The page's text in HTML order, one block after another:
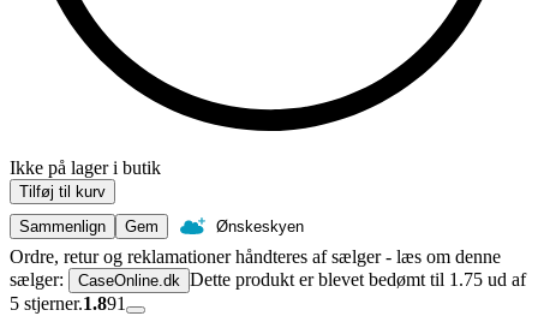
Ikke på lager i butik
Tilføj til kurv
Sammenlign
Gem Ønskeskyen
Ordre, retur og reklamationer håndteres af sælger - læs om denne
sælger:
CaseOnline.dk Dette produkt er blevet bedømt til 1.75 ud af
5 stjerner.1.891